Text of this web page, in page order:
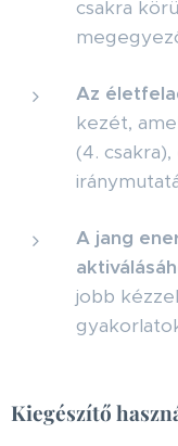
csakra
Az
kezét,
(4.
A jang
jobb
Kiegészítő